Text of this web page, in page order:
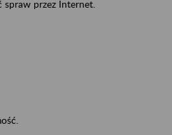
spraw przez Internet.